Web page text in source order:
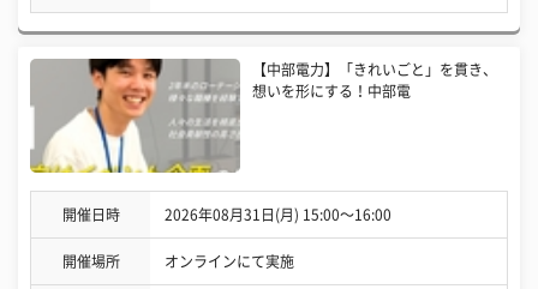
【中部電力】「きれいごと」を貫き、
想いを形にする！中部電
開催日時 2026年08月31日(月) 15:00〜16:00
開催場所 オンラインにて実施